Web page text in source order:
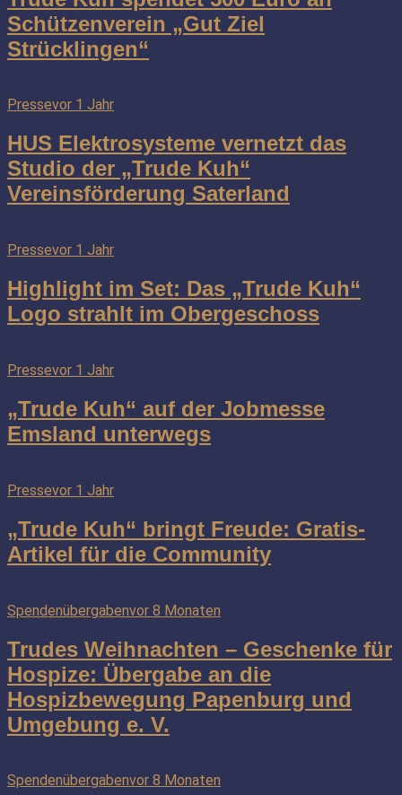
Schützenverein „Gut Ziel
Strücklingen“
Pressevor 1 Jahr
HUS Elektrosysteme vernetzt das
Studio der „Trude Kuh“
Vereinsförderung Saterland
Pressevor 1 Jahr
Highlight im Set: Das „Trude Kuh“
Logo strahlt im Obergeschoss
Pressevor 1 Jahr
„Trude Kuh“ auf der Jobmesse
Emsland unterwegs
Pressevor 1 Jahr
„Trude Kuh“ bringt Freude: Gratis-
Artikel für die Community
Spendenübergabenvor 8 Monaten
Trudes Weihnachten – Geschenke für
Hospize: Übergabe an die
Hospizbewegung Papenburg und
Umgebung e. V.
Spendenübergabenvor 8 Monaten